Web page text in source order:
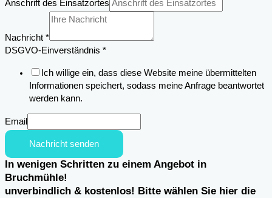
Anschrift des Einsatzortes
Nachricht *
Telefon
Anschrift
DSGVO-Einverständnis *
Ich willige ein, dass diese Website meine übermittelten
Informationen speichert, sodass meine Anfrage beantwortet
werden kann.
Email
Nachricht senden
In wenigen Schritten zu einem Angebot in
Bruchmühle!
unverbindlich & kostenlos! Bitte wählen Sie hier die